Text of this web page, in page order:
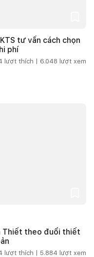
tư vấn cách chọn
phí
lượt thích | 6.048 lượt xem
Thiết theo đuổi thiết
lượt thích | 5.884 lượt xem